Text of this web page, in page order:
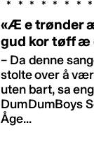
«Æ e trønder
gud kor tøff æ
– Da denne
stolte over å
uten bart, sa
DumDumBoys
Åge...